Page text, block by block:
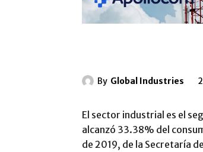
By Global Industries
El sector industrial es el
alcanzó 33.38% del
de 2019, de la Secretaría